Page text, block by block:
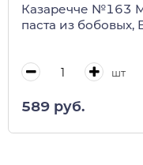
Казаречче №163
паста из бобовых,
шт
589 руб.